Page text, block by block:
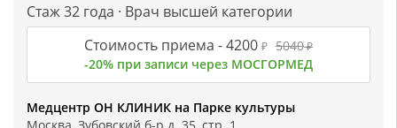
Стаж 32 года · Врач высшей категории
Стоимость приема -4200 ₽ 5040₽
-20% при записи через МОСГОРМЕД
Медцентр ОН КЛИНИК на Парке культуры